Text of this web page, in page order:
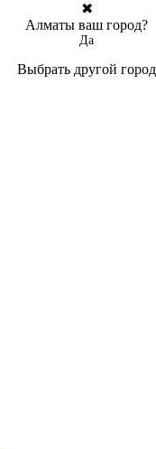
✖
Алматы ваш город?
Да
Выбрать другой город